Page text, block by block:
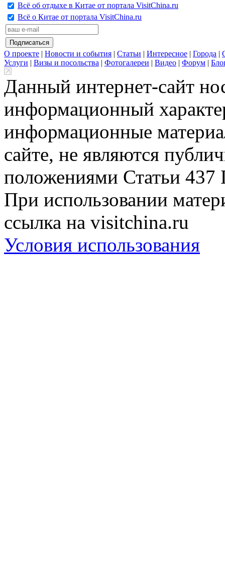
Всё об отдыхе в Китае от портала VisitChina.ru
Всё о Китае от портала VisitChina.ru
О проекте | Новости и события | Статьи | Интересное | Города |
Услуги | Визы и посольства | Фотогалереи | Видео | Форум |
Данный интернет-сайт
информационный
информационные
сайте, не являются
положениями Статьи 437
При использовании
ссылка на visitchina.ru
Условия использования